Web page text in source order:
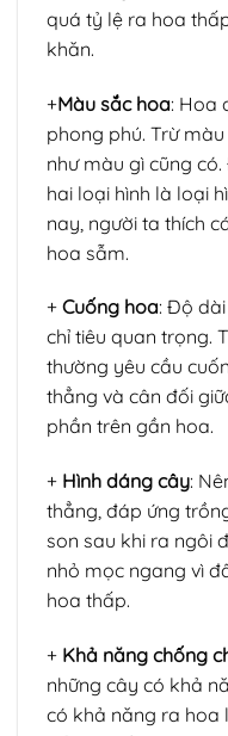
quá tỷ lệ ra hoa
khăn.
+Màu sắc hoa: Hoa
phong phú. Trừ
như màu gì cũng
hai loại hình là loại
nay, người ta thích
hoa sẫm.
+ Cuống hoa: Độ
chỉ tiêu quan trọng.
thường yêu cầu
thẳng và cân đối
phần trên gần hoa.
+ Hình dáng cây:
thẳng, đáp ứng
son sau khi ra ngôi
nhỏ mọc ngang vì
hoa thấp.
+ Khả năng chống
những cây có khả
có khả năng ra hoa